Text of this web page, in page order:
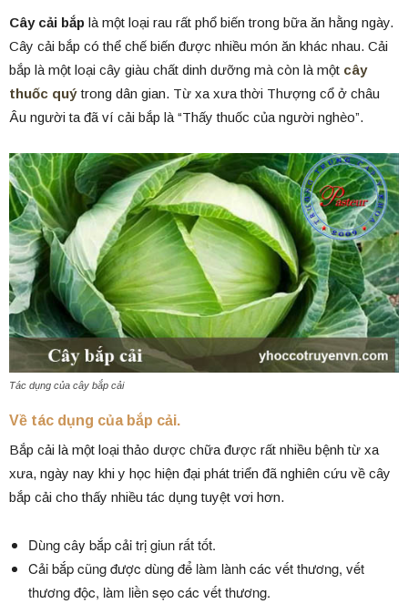
Cây cải bắp là một loại rau rất phổ biến trong bữa ăn hằng ngày.
Cây cải bắp có thể chế biến được nhiều món ăn khác nhau. Cải
bắp là một loại cây giàu chất dinh dưỡng mà còn là một cây
thuốc quýtrong dân gian. Từ xa xưa thời Thượng cổ ở châu
Âu người ta đã ví cải bắp là “Thấy thuốc của người nghèo”.
Tác dụng của cây bắp cải
Về tác dụng của bắp cải.
Bắp cải là một loại thảo dược chữa được rất nhiều bệnh từ xa
xưa, ngày nay khi y học hiện đại phát triển đã nghiên cứu về cây
bắp cải cho thấy nhiều tác dụng tuyệt vơi hơn.
Dùng cây bắp cải trị giun rất tốt.
Cải bắp cũng được dùng để làm lành các vết thương, vết
thương độc, làm liền sẹo các vết thương.